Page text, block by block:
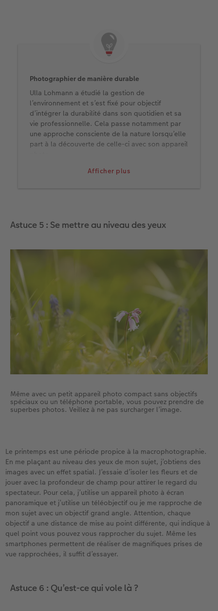
Afficher plus
Photographier de manière durable
Ulla Lohmann a étudié la gestion de
l’environnement et s’est fixé pour objectif
d’intégrer la durabilité dans son quotidien et sa
vie professionnelle. Cela passe notamment par
une approche consciente de la nature lorsqu’elle
part à la découverte de celle-ci avec son appareil
Ses conseils pour le printemps :
toujours de superbes motifs macro dans votre
un excellent moyen de sortir de chez soi. Vous
serez surpris par la quantité de choses à
3) Soyez vigilant. Veillez à ne pas piétiner les
plantes et essayez, si possible, de rester sur les
chemins.
4) Avec votre appareil photo, montrez comment
la vie s’éveille et partagez notre belle nature avec
d’autres personnes.
5) Astuce d’équipement durable : Fabriquez
macrophotographie ! Il suffit de remplir une
petite taie d’oreiller avec des haricots secs et
voilà le « sac à haricots » sur lequel vous pouvez
un merveilleux cadeau pour les amateurs de
photographie.
Astuce 5 : Se mettre au niveau des yeux
Même avec un petit appareil photo compact sans objectifs
spéciaux ou un téléphone portable, vous pouvez prendre de
superbes photos. Veillez à ne pas surcharger l’image.
Le printemps est une période propice à la macrophotographie.
En me plaçant au niveau des yeux de mon sujet, j’obtiens des
images avec un effet spatial. J’essaie d’isoler les fleurs et de
jouer avec la profondeur de champ pour attirer le regard du
spectateur. Pour cela, j’utilise un appareil photo à écran
panoramique et j’utilise un téléobjectif ou je me rapproche de
mon sujet avec un objectif grand angle. Attention, chaque
objectif a une distance de mise au point différente, qui indique à
quel point vous pouvez vous rapprocher du sujet. Même les
smartphones permettent de réaliser de magnifiques prises de
vue rapprochées, il suffit d’essayer.
Astuce 6 : Qu’est-ce qui vole là ?